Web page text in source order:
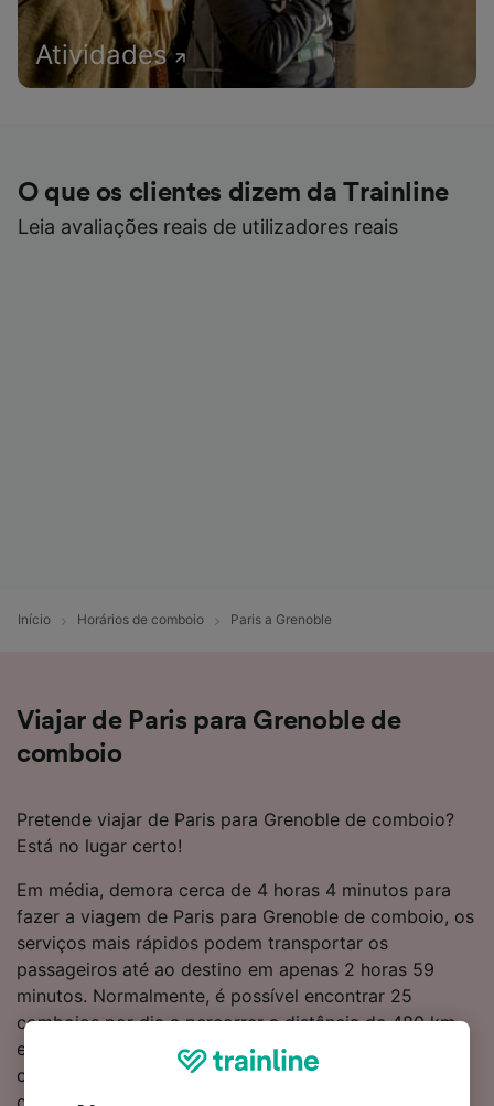
Atividades
O que os clientes dizem da Trainline
Leia avaliações reais de utilizadores reais
Início Horários de comboio Paris a Grenoble
Viajar de Paris para Grenoble de
comboio
Pretende viajar de Paris para Grenoble de comboio?
Está no lugar certo!
Em média, demora cerca de 4 horas 4 minutos para
fazer a viagem de Paris para Grenoble de comboio, os
serviços mais rápidos podem transportar os
passageiros até ao destino em apenas 2 horas 59
minutos. Normalmente, é possível encontrar 25
comboios por dia a percorrer a distância de 480 km
entre estes dois destinos. Não precisa de mudar de
comboio durante a viagem, porque são oferecidos
comboios diretos de Paris para Grenoble. Os